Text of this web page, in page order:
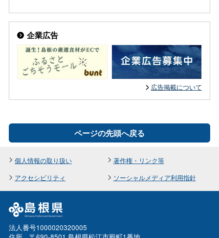
企業広告
広告掲載について
ページの先頭へ戻る
個人情報の取り扱い
著作権・リンク等
アクセシビリティ
ソーシャルメディア利用指針
法人番号1000020320005